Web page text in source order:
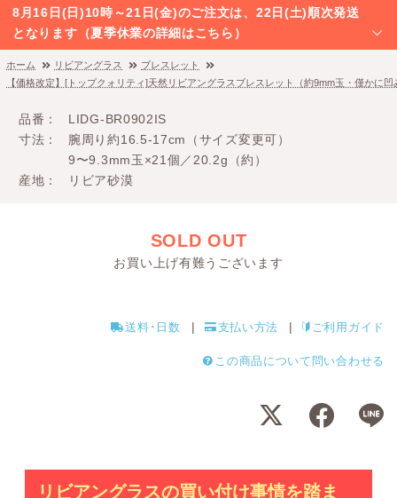
8月16日(日)10時～21日(金)のご注文は、22日(土)順次発送
となります（夏季休業の詳細はこちら）
ホーム リビアングラス
ブレスレット
【価格改定】[トップクォリティ]天然リビアングラスブレスレット（約9mm玉・僅かに
品番
LIDG-BR0902IS
寸法
腕周り約16.5-17cm（サイズ変更可）
9〜9.3mm玉×21個／20.2g（約）
産地
リビア砂漠
SOLD OUT
お買い上げ有難うございます
送料･日数 支払い方法 ご利用ガイド
この商品について問い合わせる
リビアングラスの買い付け事情を踏ま